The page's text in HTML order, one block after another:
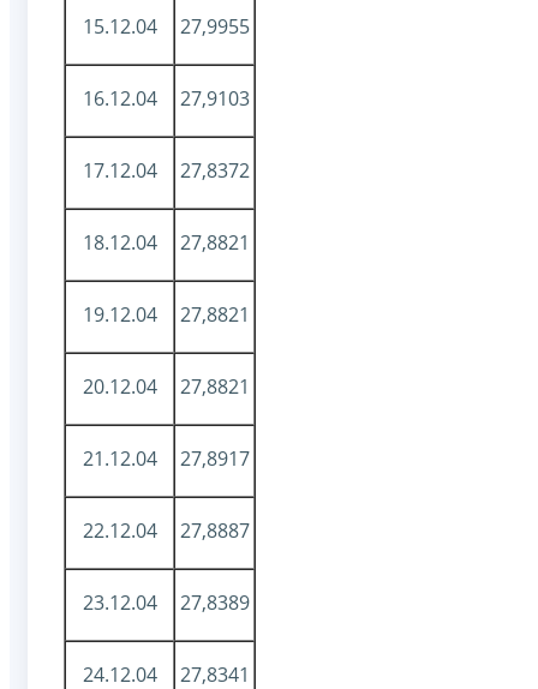
15.12.04 27,9955
16.12.04 27,9103
17.12.04 27,8372
18.12.04 27,8821
19.12.04 27,8821
20.12.04 27,8821
21.12.04 27,8917
22.12.04 27,8887
23.12.04 27,8389
24.12.04 27,8341